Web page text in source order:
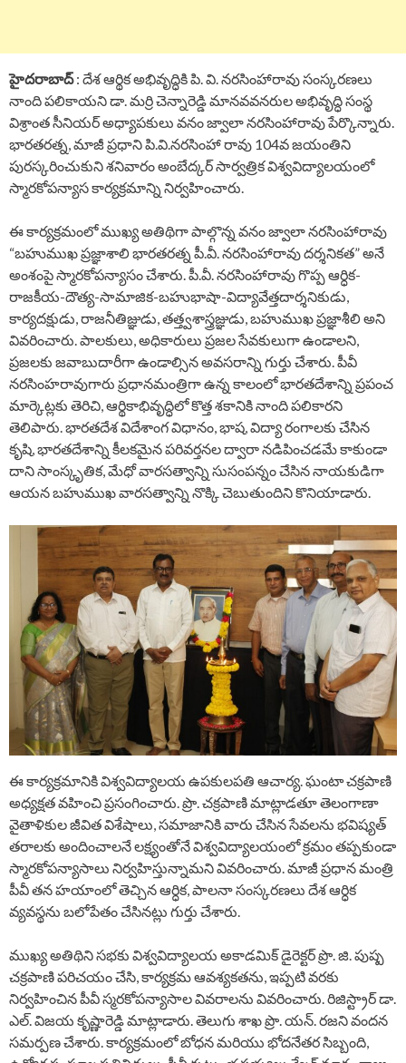
హైదరాబాద్: దేశ ఆర్థిక అభివృద్ధికి పి. వి. నరసింహారావు సంస్కరణలు
నాంది పలికాయని డా. మర్రి చెన్నారెడ్డి మానవవనరుల అభివృద్ధి సంస్థ
విశ్రాంత సీనియర్ అధ్యాపకులు వనం జ్వాలా నరసింహారావు పేర్కొన్నారు.
భారతరత్న, మాజీ ప్రధాని పి.వి.నరసింహా రావు 104వ జయంతిని
పురస్కరించుకుని శనివారం అంబేద్కర్ సార్వత్రిక విశ్వవిద్యాలయంలో
స్మారకోపన్యాస కార్యక్రమాన్ని నిర్వహించారు.
ఈ కార్యక్రమంలో ముఖ్య అతిథిగా పాల్గొన్న వనం జ్వాలా నరసింహారావు
“బహుముఖ ప్రజ్ఞాశాలి భారతరత్న పీ.వీ. నరసింహారావు దర్శనికత” అనే
అంశంపై స్మారకోపన్యాసం చేశారు. పీ.వీ. నరసింహారావు గొప్ప ఆర్ధిక-
రాజకీయ-దౌత్య-సామాజిక-బహుభాషా-విద్యావేత్తదార్శనికుడు,
కార్యదక్షుడు, రాజనీతిజ్ఞుడు, తత్త్వశాస్త్రజ్ఞుడు, బహుముఖ ప్రజ్ఞాశీలి అని
వివరించారు. పాలకులు, అధికారులు ప్రజల సేవకులుగా ఉండాలని,
ప్రజలకు జవాబుదారీగా ఉండాల్సిన అవసరాన్ని గుర్తు చేశారు. పీవీ
నరసింహరావుగారు ప్రధానమంత్రిగా ఉన్న కాలంలో భారతదేశాన్ని ప్రపంచ
మార్కెట్లకు తెరిచి, ఆర్థికాభివృద్ధిలో కొత్త శకానికి నాంది పలికారని
తెలిపారు. భారతదేశ విదేశాంగ విధానం, భాష, విద్యా రంగాలకు చేసిన
కృషి, భారతదేశాన్ని కీలకమైన పరివర్తనల ద్వారా నడిపించడమే కాకుండా
దాని సాంస్కృతిక, మేధో వారసత్వాన్ని సుసంపన్నం చేసిన నాయకుడిగా
ఆయన బహుముఖ వారసత్వాన్ని నొక్కి చెబుతుందిని కొనియాడారు.
ఈ కార్యక్రమానికి విశ్వవిద్యాలయ ఉపకులపతి ఆచార్య. ఘంటా చక్రపాణి
అధ్యక్షత వహించి ప్రసంగించారు. ప్రొ. చక్రపాణి మాట్లాడతూ తెలంగాణా
వైతాళికుల జీవిత విశేషాలు, సమాజానికి వారు చేసిన సేవలను భవిష్యత్
తరాలకు అందించాలనే లక్ష్యంతోనే విశ్వవిద్యాలయంలో క్రమం తప్పకుండా
స్మారకోపన్యాసాలు నిర్వహిస్తున్నామని వివరించారు. మాజీ ప్రధాన మంత్రి
పీవీ తన హయాంలో తెచ్చిన ఆర్ధిక, పాలనా సంస్కరణలు దేశ ఆర్ధిక
వ్యవస్థను బలోపేతం చేసినట్లు గుర్తు చేశారు.
ముఖ్య అతిథిని సభకు విశ్వవిద్యాలయ అకాడమిక్ డైరెక్టర్ ప్రొ. జి. పుష్ప
చక్రపాణి పరిచయం చేసి, కార్యక్రమ ఆవశ్యకతను, ఇప్పటి వరకు
నిర్వహించిన పీవీ స్మరకోపన్యాసాల వివరాలను వివరించారు. రిజిస్ట్రార్ డా.
ఎల్. విజయ కృష్ణారెడ్డి మాట్లాడారు. తెలుగు శాఖ ప్రొ. యన్. రజని వందన
సమర్పణ చేశారు. కార్యక్రమంలో బోధన మరియు భోదనేతర సిబ్బంది,